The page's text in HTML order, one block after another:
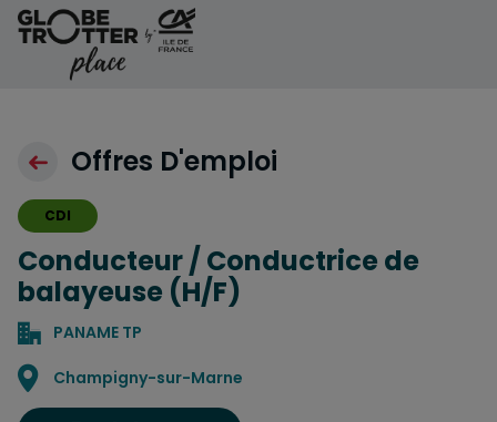
Aller au contenu
Offres D'emploi
CDI
Conducteur / Conductrice de
balayeuse (H/F)
PANAME TP
Localisation
Champigny-sur-Marne